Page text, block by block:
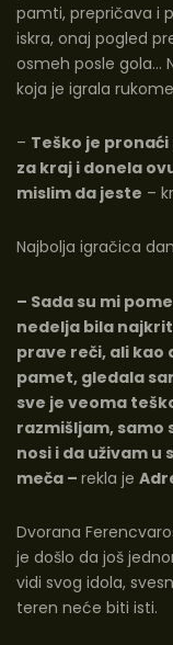
pamti, prepričava i
iskra, onaj pogled
osmeh posle gola…
koja je igrala
– Teško je
za kraj i donela
mislim da jeste –
Najbolja igračica
– Sada su mi
nedelja bila
prave reči, ali kao
pamet, gledala
sve je veoma
razmišljam, samo
nosi i da uživam
meča – rekla je
Dvorana
je došlo da još
vidi svog idola,
teren neće biti isti.